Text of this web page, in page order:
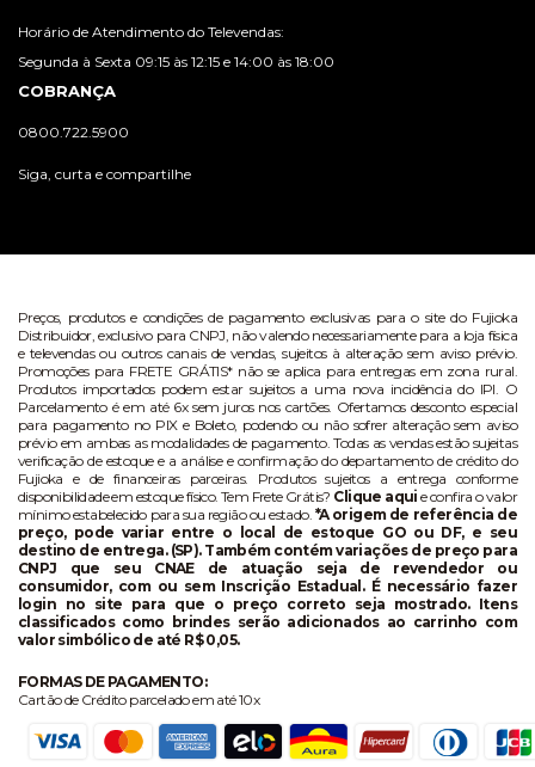
Horário de Atendimento do Televendas:
Segunda à Sexta 09:15 às 12:15 e 14:00 às 18:00
COBRANÇA
0800.722.5900
Siga, curta e compartilhe
Preços, produtos e condições de pagamento exclusivas para o site do Fujioka
Distribuidor, exclusivo para CNPJ, não valendo necessariamente para a loja física
e televendas ou outros canais de vendas, sujeitos à alteração sem aviso prévio.
Promoções para FRETE GRÁTIS* não se aplica para entregas em zona rural.
Produtos importados podem estar sujeitos a uma nova incidência do IPI. O
Parcelamento é em até 6x sem juros nos cartões. Ofertamos desconto especial
para pagamento no PIX e Boleto, podendo ou não sofrer alteração sem aviso
prévio em ambas as modalidades de pagamento. Todas as vendas estão sujeitas
verificação de estoque e a análise e confirmação do departamento de crédito do
Fujioka e de financeiras parceiras. Produtos sujeitos a entrega conforme
disponibilidade em estoque físico. Tem Frete Grátis? Clique aqui e confira o valor
mínimo estabelecido para sua região ou estado. *A origem de referência de
preço, pode variar entre o local de estoque GO ou DF, e seu
destino de entrega. (SP). Também contém variações de preço para
CNPJ que seu CNAE de atuação seja de revendedor ou
consumidor, com ou sem Inscrição Estadual. É necessário fazer
login no site para que o preço correto seja mostrado. Itens
classificados como brindes serão adicionados ao carrinho com
valor simbólico de até R$ 0,05.
FORMAS DE PAGAMENTO:
Cartão de Crédito parcelado em até 10x